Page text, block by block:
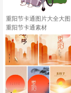
重阳节卡通图片大全大图
重阳节卡通素材